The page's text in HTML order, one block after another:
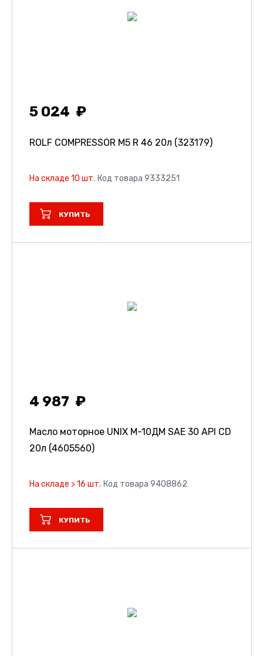
5 024
ROLF COMPRESSOR M5 R 46 20л (323179)
На складе 10 шт. Код товара 9333251
КУПИТЬ
4 987
Масло моторное UNIX М-10ДМ SAE 30 API CD
20л (4605560)
На складе > 16 шт. Код товара 9408862
КУПИТЬ